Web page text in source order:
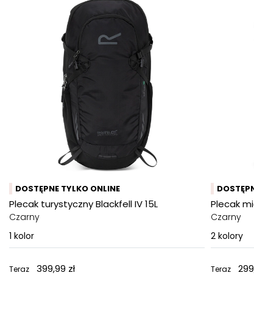
DOSTĘPNE TYLKO ONLINE
Plecak turystyczny Blackfell IV 15L
Czarny
1 kolor
Teraz 399,99 zł
Plecak
Czarny
2 kolory
Teraz